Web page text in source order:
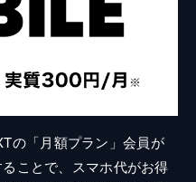
の「月額プラン」会員が
ことで、スマホ代がお得